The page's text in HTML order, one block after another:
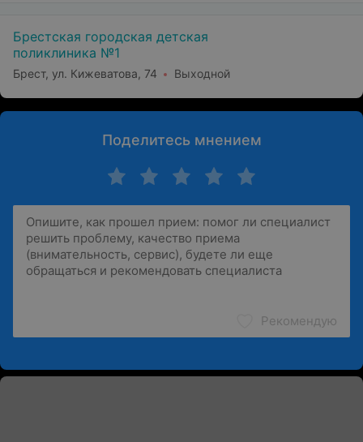
Брестская городская детская
поликлиника №1
Брест, ул. Кижеватова, 74 Выходной
Поделитесь мнением
Рекомендую